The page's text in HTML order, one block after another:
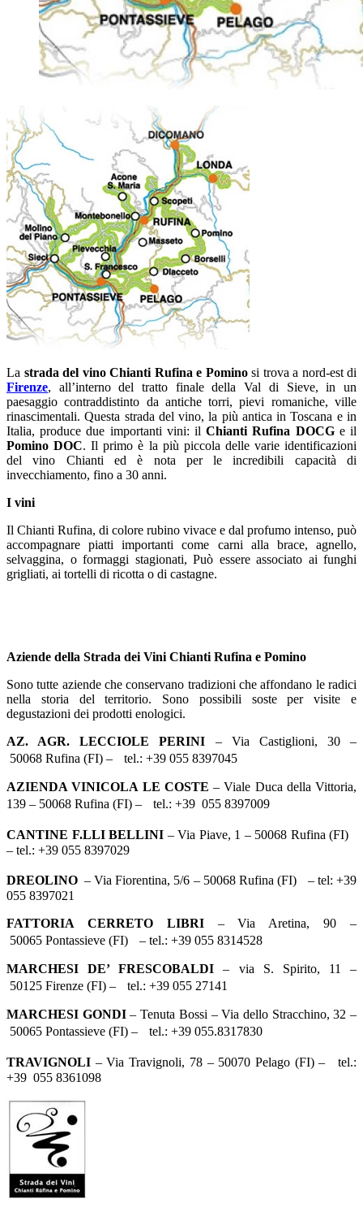
La strada del vino Chianti Rufina e Pominosi trova a nord-est di
Firenze, all’interno del tratto finale della Val di Sieve, in un
paesaggio contraddistinto da antiche torri, pievi romaniche, ville
rinascimentali. Questa strada del vino, la più antica in Toscana e in
Italia, produce due importanti vini: ilChianti Rufina DOCGe il
Pomino DOC. Il primo è la più piccola delle varie identificazioni
del vino Chianti ed è nota per le incredibili capacità di
invecchiamento, fino a 30 anni.
I vini
Il Chianti Rufina, di colore rubino vivace e dal profumo intenso, può
accompagnare piatti importanti come carni alla brace, agnello,
selvaggina, o formaggi stagionati, Può essere associato ai funghi
grigliati, ai tortelli di ricotta o di castagne.
Aziende della Strada dei Vini Chianti Rufina e Pomino
Sono tutte aziende che conservano tradizioni che affondano le radici
nella storia del territorio. Sono possibili soste per visite e
degustazioni dei prodotti enologici.
AZ. AGR. LECCIOLE PERINI – Via Castiglioni, 30 –
50068 Rufina (FI) – tel.: +39 055 8397045
AZIENDA VINICOLA LE COSTE – Viale Duca della Vittoria,
139 – 50068 Rufina (FI) – tel.: +39 055 8397009
CANTINE F.LLI BELLINI – Via Piave, 1 – 50068 Rufina (FI)
– tel.: +39 055 8397029
DREOLINO – Via Fiorentina, 5/6 – 50068 Rufina (FI) – tel: +39
055 8397021
FATTORIA CERRETO LIBRI– Via Aretina, 90 –
50065 Pontassieve (FI) – tel.: +39 055 8314528
MARCHESI DE’ FRESCOBALDI – via S. Spirito, 11 –
50125 Firenze (FI) – tel.: +39 055 27141
MARCHESI GONDI– Tenuta Bossi – Via dello Stracchino, 32 –
50065 Pontassieve (FI) – tel.: +39 055.8317830
TRAVIGNOLI – Via Travignoli, 78 – 50070 Pelago (FI) – tel.:
+39 055 8361098